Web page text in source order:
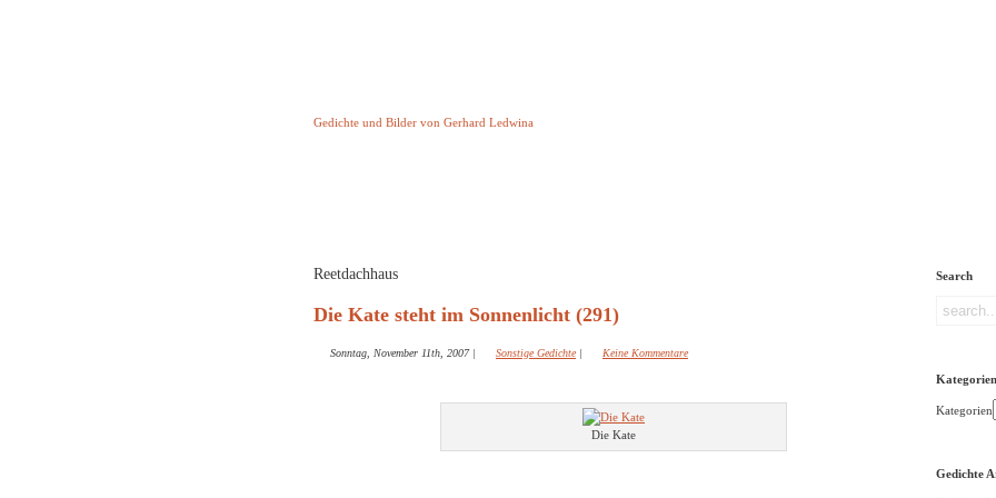
Gedichte und Bilder von Gerhard Ledwina
Reetdachhaus
Die Kate steht im Sonnenlicht (291)
Sonntag, November 11th, 2007| Sonstige Gedichte | Keine Kommentare
Die Kate
Search
Kategorien
Kategorien
Gedichte